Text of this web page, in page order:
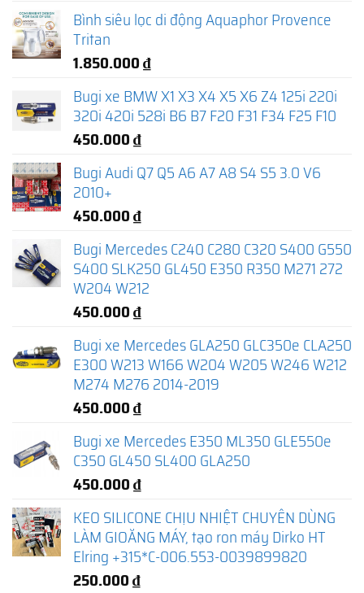
Bình siêu lọc di động Aquaphor Provence
Tritan
1.850.000₫
Bugi xe BMW X1 X3 X4 X5 X6 Z4 125i 220i
320i 420i 528i B6 B7 F20 F31 F34 F25 F10
450.000₫
Bugi Audi Q7 Q5 A6 A7 A8 S4 S5 3.0 V6
2010+
450.000₫
Bugi Mercedes C240 C280 C320 S400 G550
S400 SLK250 GL450 E350 R350 M271 272
W204 W212
450.000₫
Bugi xe Mercedes GLA250 GLC350e CLA250
E300 W213 W166 W204 W205 W246 W212
M274 M276 2014-2019
450.000₫
Bugi xe Mercedes E350 ML350 GLE550e
C350 GL450 SL400 GLA250
450.000₫
KEO SILICONE CHỊU NHIỆT CHUYÊN DÙNG
LÀM GIOĂNG MÁY, tạo ron máy Dirko HT
Elring +315*C-006.553-0039899820
250.000₫